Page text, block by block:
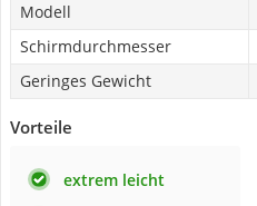
Modell
Schirmdurchmesser
Geringes Gewicht
Vorteile
extrem leicht